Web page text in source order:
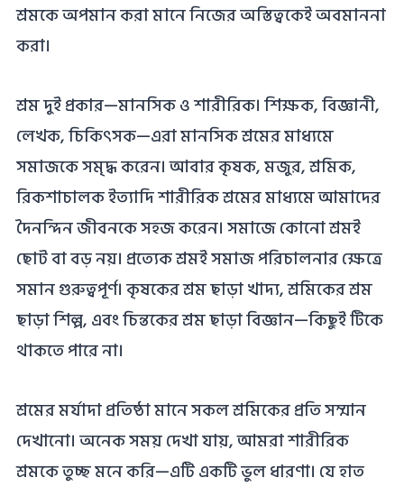
শ্রমকে অপমান করা মানে নিজের অস্তিত্বকেই অবমাননা
করা।
শ্রম দুই প্রকার—মানসিক ও শারীরিক। শিক্ষক, বিজ্ঞানী,
লেখক, চিকিৎসক—এরা মানসিক শ্রমের মাধ্যমে
সমাজকে সমৃদ্ধ করেন। আবার কৃষক, মজুর, শ্রমিক,
রিকশাচালক ইত্যাদি শারীরিক শ্রমের মাধ্যমে আমাদের
দৈনন্দিন জীবনকে সহজ করেন। সমাজে কোনো শ্রমই
ছোট বা বড় নয়। প্রত্যেক শ্রমই সমাজ পরিচালনার ক্ষেত্রে
সমান গুরুত্বপূর্ণ। কৃষকের শ্রম ছাড়া খাদ্য, শ্রমিকের শ্রম
ছাড়া শিল্প, এবং চিন্তকের শ্রম ছাড়া বিজ্ঞান—কিছুই টিকে
থাকতে পারে না।
শ্রমের মর্যাদা প্রতিষ্ঠা মানে সকল শ্রমিকের প্রতি সম্মান
দেখানো। অনেক সময় দেখা যায়, আমরা শারীরিক
শ্রমকে তুচ্ছ মনে করি—এটি একটি ভুল ধারণা। যে হাত